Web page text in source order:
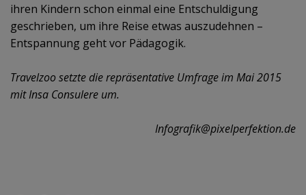
ihren Kindern schon einmal eine Entschuldigung
geschrieben, um ihre Reise etwas auszudehnen –
Entspannung geht vor Pädagogik.
Travelzoo setzte die repräsentative Umfrage im Mai 2015
mit Insa Consulere um.
Infografik@pixelperfektion.de